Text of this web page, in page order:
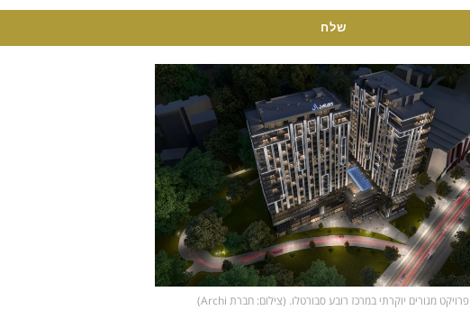
פרויקט מגורים יוקרתי במרכז רובע סבורטלו. (צילום: חברת Archi)